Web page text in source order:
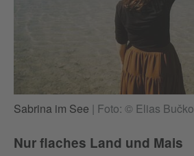
Sabrina im See | Foto: © Elias Bučko
Nur flaches Land und Mais